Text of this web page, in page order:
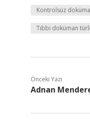
Kontrolsüz
Tıbbi doküman
Önceki Yazı
Adnan